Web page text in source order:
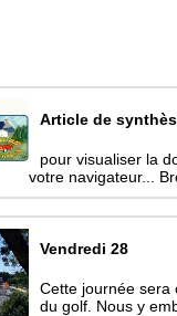
Article de
pour visualiser la
votre navigateur...
Vendredi 28
Cette journée sera
du golf. Nous y